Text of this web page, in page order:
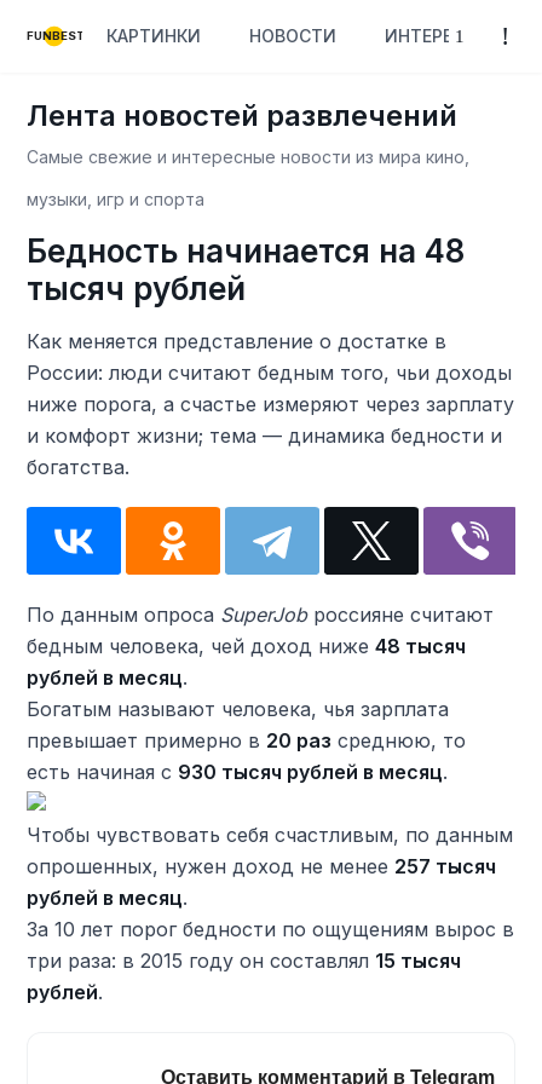
FUNBEST КАРТИНКИ НОВОСТИ ИНТЕРЕСНОЕ
Лента новостей развлечений
Самые свежие и интересные новости из мира кино,
музыки, игр и спорта
Бедность начинается на 48
тысяч рублей
Как меняется представление о достатке в
России: люди считают бедным того, чьи доходы
ниже порога, а счастье измеряют через зарплату
и комфорт жизни; тема — динамика бедности и
богатства.
По данным опроса SuperJobроссияне считают
бедным человека, чей доход ниже48 тысяч
рублей в месяц.
Богатым называют человека, чья зарплата
превышает примерно в 20 раз среднюю, то
есть начиная с 930 тысяч рублей в месяц.
Чтобы чувствовать себя счастливым, по данным
опрошенных, нужен доход не менее 257 тысяч
рублей в месяц.
За 10 лет порог бедности по ощущениям вырос в
три раза: в 2015 году он составлял 15 тысяч
рублей.